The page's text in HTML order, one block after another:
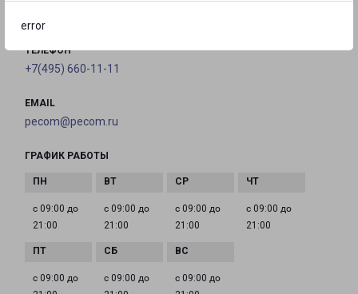
error
ТЕЛЕФОН
+7(495) 660-11-11
EMAIL
pecom@pecom.ru
ГРАФИК РАБОТЫ
с 09:00 до
21:00
с 09:00 до
21:00
с 09:00 до
21:00
с 09:00 до
21:00
с 09:00 до
с 09:00 до
с 09:00 до